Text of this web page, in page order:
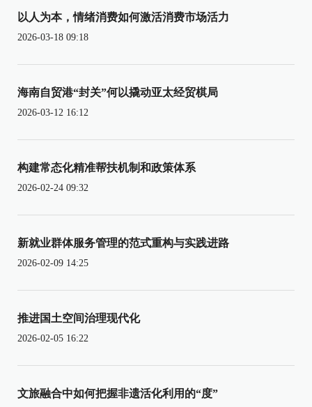
以人为本，情绪消费如何激活消费市场活力
2026-03-18 09:18
海南自贸港“封关”何以撬动亚太经贸棋局
2026-03-12 16:12
构建常态化精准帮扶机制和政策体系
2026-02-24 09:32
新就业群体服务管理的范式重构与实践进路
2026-02-09 14:25
推进国土空间治理现代化
2026-02-05 16:22
文旅融合中如何把握非遗活化利用的“度”